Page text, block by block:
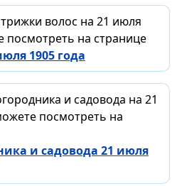
волос на 21 июля
посмотреть на странице
1905 года
и садовода на 21
посмотреть на
и садовода 21 июля